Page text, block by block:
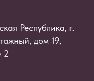
Республика, г.
дом 19,
2